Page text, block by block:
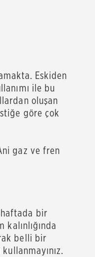
Eskiden
ile bu
oluşan
göre çok
gaz ve fren
haftada bir
belli bir